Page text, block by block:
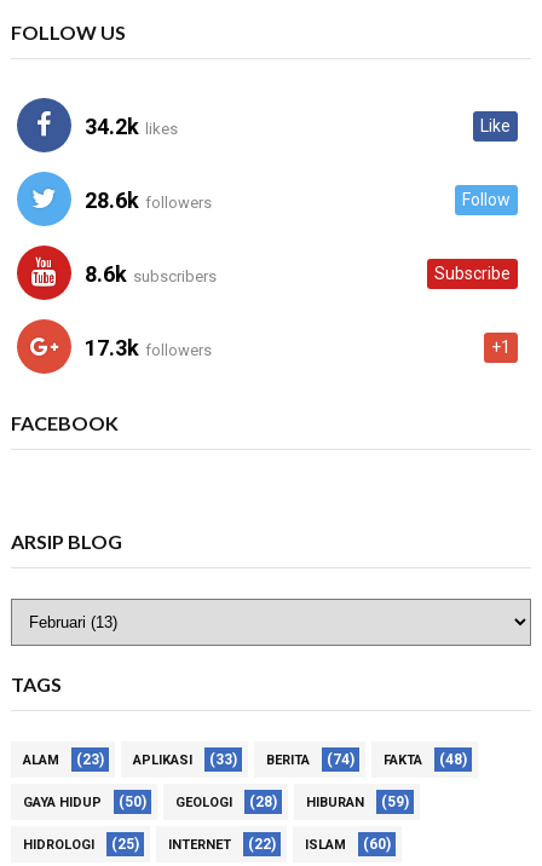
FOLLOW US
34.2k likes Like
28.6k followers Follow
8.6k subscribers Subscribe
17.3k followers +1
FACEBOOK
ARSIP BLOG
TAGS
ALAM (23) APLIKASI (33) BERITA (74) FAKTA (48)
GAYA HIDUP (50) GEOLOGI (28) HIBURAN (59)
HIDROLOGI (25) INTERNET (22) ISLAM (60)